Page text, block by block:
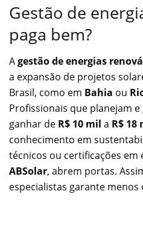
Gestão de
paga bem?
Agestão de energias
a expansão de projetos
Brasil, como em Bahia ou
Profissionais que planejam
ganhar de R$ 10 mil a R$ 18
conhecimento em
técnicos ou certificações em
ABSolar, abrem portas.
especialistas garante menos